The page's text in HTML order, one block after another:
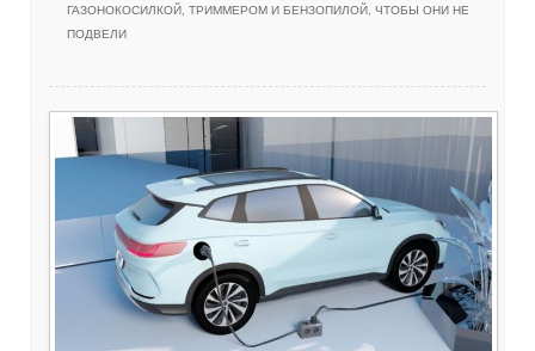
ГАЗОНОКОСИЛКОЙ, ТРИММЕРОМ И БЕНЗОПИЛОЙ, ЧТОБЫ ОНИ НЕ
ПОДВЕЛИ